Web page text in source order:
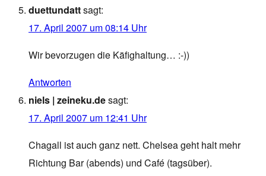
duettundattsagt:
17. April 2007 um 08:14 Uhr
Wir bevorzugen die Käfighaltung… :-))
Antworten
niels | zeineku.desagt:
17. April 2007 um 12:41 Uhr
Chagall ist auch ganz nett. Chelsea geht halt mehr
Richtung Bar (abends) und Café (tagsüber).